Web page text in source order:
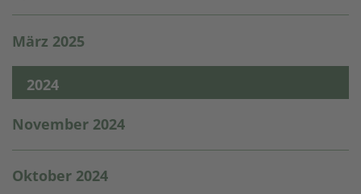
März 2025
2024
November 2024
Oktober 2024